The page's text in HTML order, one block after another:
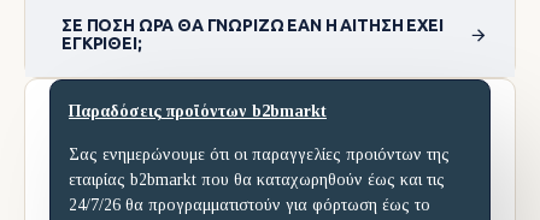
ΣΕ ΠΌΣΗ ΏΡΑ ΘΑ ΓΝΩΡΊΖΩ ΕΆΝ Η ΑΊΤΗΣΗ ΈΧΕΙ
ΕΓΚΡΙΘΕΊ;
Παραδόσεις προϊόντων b2bmarkt
Σας ενημερώνουμε ότι οι παραγγελίες προιόντων της
εταιρίας b2bmarkt που θα καταχωρηθούν έως και τις
24/7/26 θα προγραμματιστούν για φόρτωση έως το